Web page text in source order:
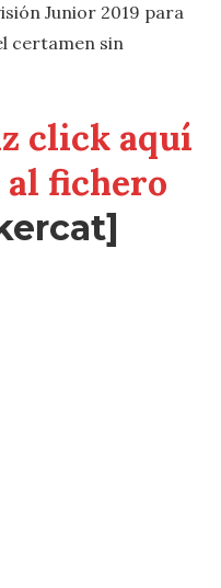
Junior 2019 para
certamen sin
click aquí
al fichero